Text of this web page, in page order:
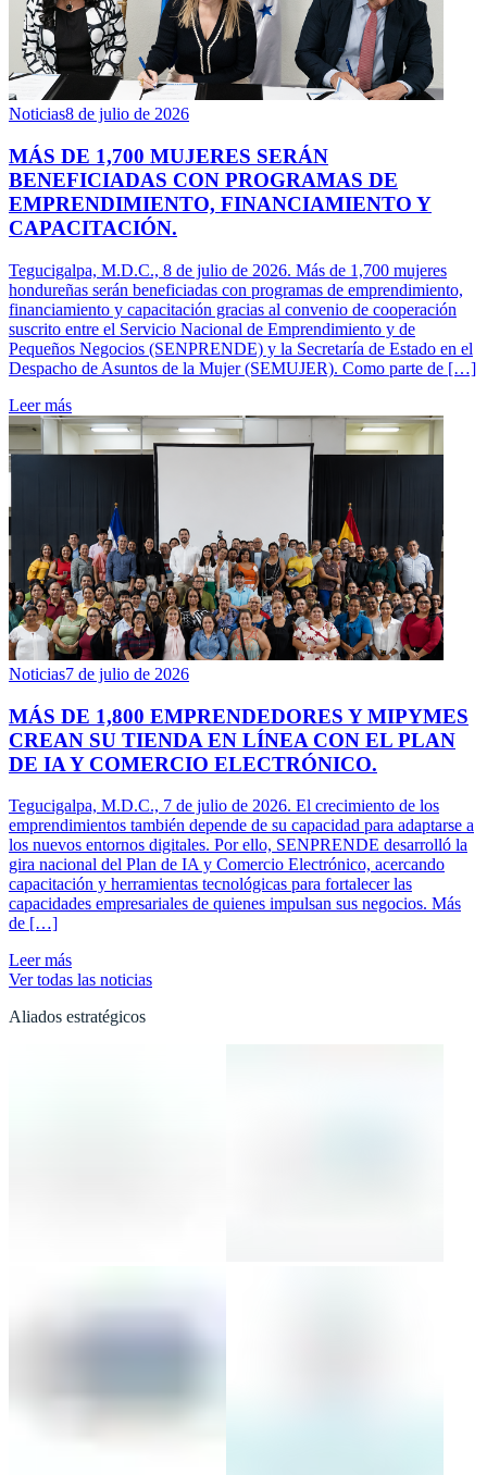
Noticias8 de julio de 2026
MÁS DE 1,700 MUJERES SERÁN
BENEFICIADAS CON PROGRAMAS DE
EMPRENDIMIENTO, FINANCIAMIENTO Y
CAPACITACIÓN.
Tegucigalpa, M.D.C., 8 de julio de 2026. Más de 1,700 mujeres
hondureñas serán beneficiadas con programas de emprendimiento,
financiamiento y capacitación gracias al convenio de cooperación
suscrito entre el Servicio Nacional de Emprendimiento y de
Pequeños Negocios (SENPRENDE) y la Secretaría de Estado en el
Despacho de Asuntos de la Mujer (SEMUJER). Como parte de […]
Leer más
Noticias7 de julio de 2026
MÁS DE 1,800 EMPRENDEDORES Y MIPYMES
CREAN SU TIENDA EN LÍNEA CON EL PLAN
DE IA Y COMERCIO ELECTRÓNICO.
Tegucigalpa, M.D.C., 7 de julio de 2026. El crecimiento de los
emprendimientos también depende de su capacidad para adaptarse a
los nuevos entornos digitales. Por ello, SENPRENDE desarrolló la
gira nacional del Plan de IA y Comercio Electrónico, acercando
capacitación y herramientas tecnológicas para fortalecer las
capacidades empresariales de quienes impulsan sus negocios. Más
de […]
Leer más
Ver todas las noticias
Aliados estratégicos